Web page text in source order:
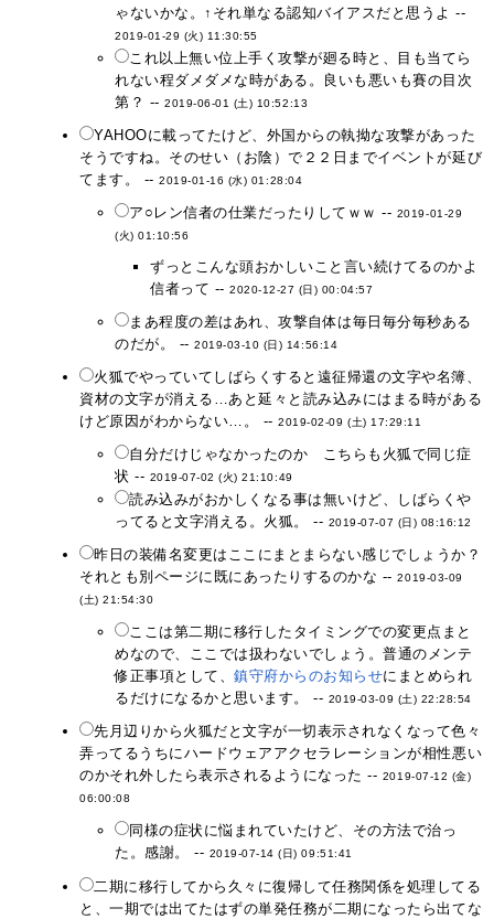
ゃないかな。↑それ単なる認知バイアスだと思うよ --
2019-01-29 (火) 11:30:55
これ以上無い位上手く攻撃が廻る時と、目も当てら
れない程ダメダメな時がある。良いも悪いも賽の目次
第？ --2019-06-01 (土) 10:52:13
YAHOOに載ってたけど、外国からの執拗な攻撃があった
そうですね。そのせい（お陰）で２２日までイベントが延び
てます。 --2019-01-16 (水) 01:28:04
ア○レン信者の仕業だったりしてｗｗ -- 2019-01-29
(火) 01:10:56
ずっとこんな頭おかしいこと言い続けてるのかよ
信者って --2020-12-27 (日) 00:04:57
まあ程度の差はあれ、攻撃自体は毎日毎分毎秒ある
のだが。 --2019-03-10 (日) 14:56:14
火狐でやっていてしばらくすると遠征帰還の文字や名簿、
資材の文字が消える…あと延々と読み込みにはまる時がある
けど原因がわからない…。 --2019-02-09 (土) 17:29:11
自分だけじゃなかったのか こちらも火狐で同じ症
状 -- 2019-07-02 (火) 21:10:49
読み込みがおかしくなる事は無いけど、しばらくや
ってると文字消える。火狐。 -- 2019-07-07 (日) 08:16:12
昨日の装備名変更はここにまとまらない感じでしょうか？
それとも別ページに既にあったりするのかな --2019-03-09
(土) 21:54:30
ここは第二期に移行したタイミングでの変更点まと
めなので、ここでは扱わないでしょう。普通のメンテ
修正事項として、鎮守府からのお知らせにまとめられ
るだけになるかと思います。 -- 2019-03-09 (土) 22:28:54
先月辺りから火狐だと文字が一切表示されなくなって色々
弄ってるうちにハードウェアアクセラレーションが相性悪い
のかそれ外したら表示されるようになった -- 2019-07-12 (金)
06:00:08
同様の症状に悩まれていたけど、その方法で治っ
た。感謝。 -- 2019-07-14 (日) 09:51:41
二期に移行してから久々に復帰して任務関係を処理してる
と、一期では出てたはずの単発任務が二期になったら出てな